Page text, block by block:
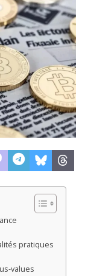
pratiques
values